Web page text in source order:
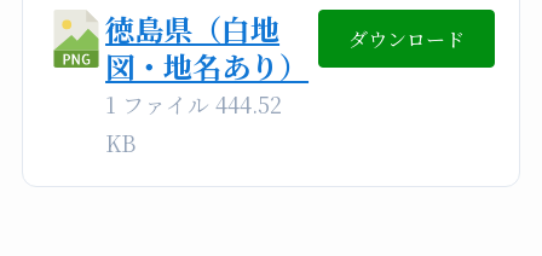
徳島県（白地
図・地名あり）
1 ファイル444.52
KB
ダウンロード